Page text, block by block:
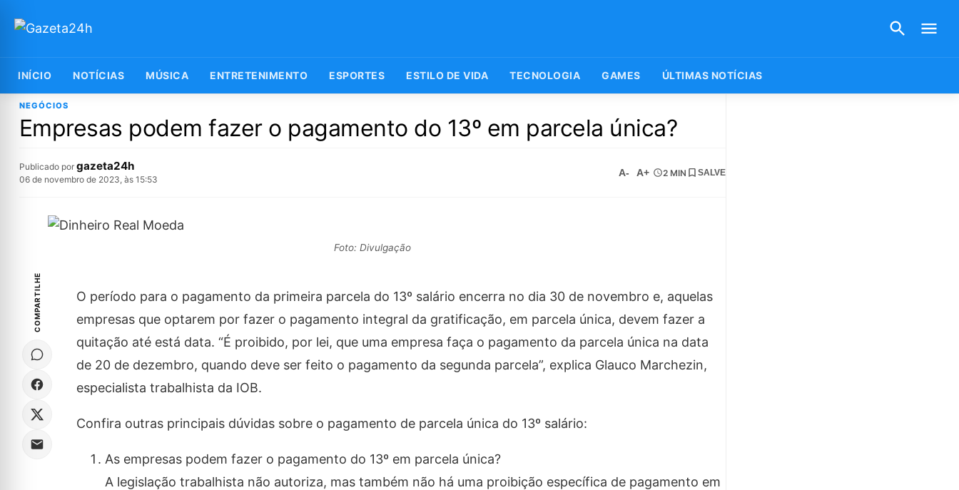
INÍCIO NOTÍCIAS MÚSICA ENTRETENIMENTO ESPORTES ESTILO DE VIDA TECNOLOGIA GAMES ÚLTIMAS NOTÍCIAS
NEGÓCIOS
Empresas podem fazer o pagamento do 13º em parcela única?
Publicado por gazeta24h
06 de novembro de 2023, às 15:53
A- A+ 2 MIN SALVE
Foto: Divulgação
COMPARTILHE
O período para o pagamento da primeira parcela do 13º salário encerra no dia 30 de novembro e, aquelas
empresas que optarem por fazer o pagamento integral da gratificação, em parcela única, devem fazer a
quitação até está data. “É proibido, por lei, que uma empresa faça o pagamento da parcela única na data
de 20 de dezembro, quando deve ser feito o pagamento da segunda parcela”, explica Glauco Marchezin,
especialista trabalhista da IOB.
Confira outras principais dúvidas sobre o pagamento de parcela única do 13º salário:
As empresas podem fazer o pagamento do 13º em parcela única?
A legislação trabalhista não autoriza, mas também não há uma proibição específica de pagamento em